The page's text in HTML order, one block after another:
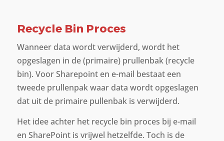
Recycle Bin Proces
Wanneer data wordt verwijderd, wordt het
opgeslagen in de (primaire) prullenbak (recycle
bin). Voor Sharepoint en e-mail bestaat een
tweede prullenpak waar data wordt opgeslagen
dat uit de primaire pullenbak is verwijderd.
Het idee achter het recycle bin proces bij e-mail
en SharePoint is vrijwel hetzelfde. Toch is de